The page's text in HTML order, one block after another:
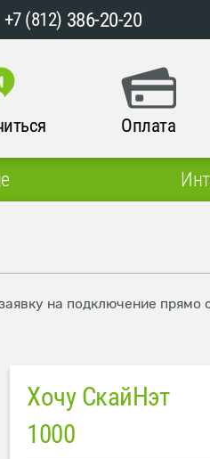
+7 (812) 386-20-20
Оплата
на подключение прямо
Хочу СкайНэт
1000